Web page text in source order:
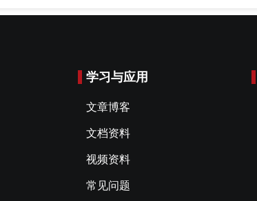
学习与应用
文章博客
文档资料
视频资料
常见问题